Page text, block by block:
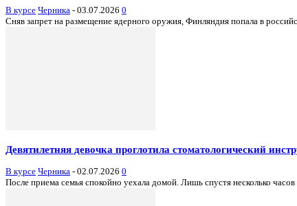
В курсе Черника - 03.07.2026 0
Сняв запрет на размещение ядерного оружия, Финляндия попала в
Девятилетняя девочка проглотила стоматологический
В курсе Черника - 02.07.2026 0
После приема семья спокойно уехала домой. Лишь спустя несколько